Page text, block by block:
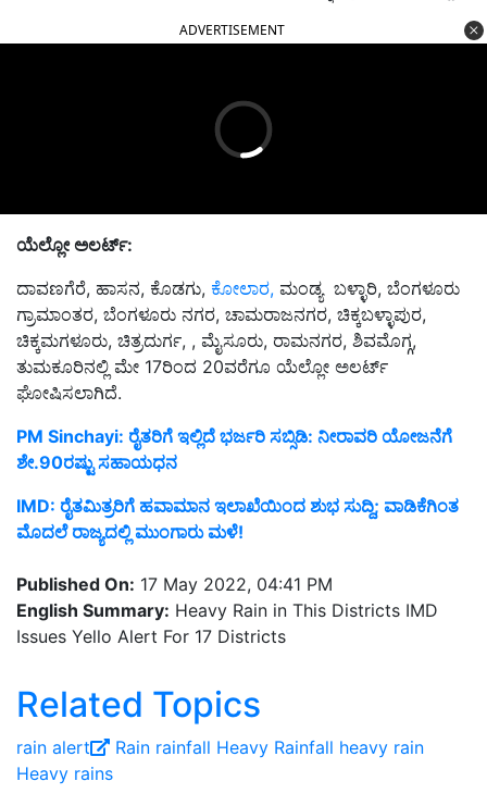
ADVERTISEMENT
ಯೆಲ್ಲೋ ಅಲರ್ಟ್‌:
ದಾವಣಗೆರೆ, ಹಾಸನ, ಕೊಡಗು, ಕೋಲಾರ, ಮಂಡ್ಯ ಬಳ್ಳಾರಿ, ಬೆಂಗಳೂರು
ಗ್ರಾಮಾಂತರ, ಬೆಂಗಳೂರು ನಗರ, ಚಾಮರಾಜನಗರ, ಚಿಕ್ಕಬಳ್ಳಾಪುರ,
ಚಿಕ್ಕಮಗಳೂರು, ಚಿತ್ರದುರ್ಗ, , ಮೈಸೂರು, ರಾಮನಗರ, ಶಿವಮೊಗ್ಗ,
ತುಮಕೂರಿನಲ್ಲಿ ಮೇ 17ರಿಂದ 20ವರೆಗೂ ಯೆಲ್ಲೋ ಅಲರ್ಟ್‌
ಘೋಷಿಸಲಾಗಿದೆ.
PM Sinchayi: ರೈತರಿಗೆ ಇಲ್ಲಿದೆ ಭರ್ಜರಿ ಸಬ್ಸಿಡಿ: ನೀರಾವರಿ ಯೋಜನೆಗೆ
ಶೇ.90ರಷ್ಟು ಸಹಾಯಧನ
IMD: ರೈತಮಿತ್ರರಿಗೆ ಹವಾಮಾನ ಇಲಾಖೆಯಿಂದ ಶುಭ ಸುದ್ದಿ; ವಾಡಿಕೆಗಿಂತ
ಮೊದಲೆ ರಾಜ್ಯದಲ್ಲಿ ಮುಂಗಾರು ಮಳೆ!
Published On: 17 May 2022, 04:41 PM
English Summary: Heavy Rain in This Districts IMD
Issues Yello Alert For 17 Districts
Related Topics
rain alert Rain rainfall Heavy Rainfall heavy rain
Heavy rains